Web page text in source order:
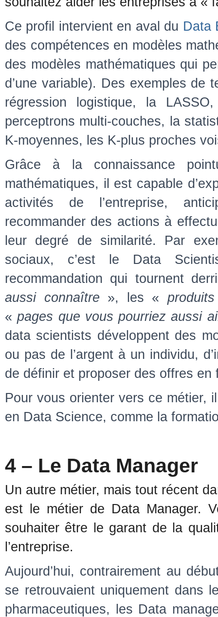
Ce profil intervient en aval du Data
des compétences en modèles
des modèles mathématiques qui
d’une variable). Des exemples de
régression logistique, la
perceptrons multi-couches, la
K-moyennes, les K-plus proches
Grâce à la connaissance
mathématiques, il est capable
activités de l’entreprise,
recommander des actions à
leur degré de similarité. Par
sociaux, c’est le Data
recommandation qui tournent
aussi connaître », les «
«pages que vous pourriez aussi
data scientists développent des
ou pas de l’argent à un individu,
de définir et proposer des offres
Pour vous orienter vers ce métier,
en Data Science, comme la
4 – Le Data Manager
Un autre métier, mais tout récent
est le métier de Data Manager.
souhaiter être le garant de la
l’entreprise.
Aujourd’hui, contrairement au
se retrouvaient uniquement dans
pharmaceutiques, les Data